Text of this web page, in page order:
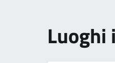
Luoghi